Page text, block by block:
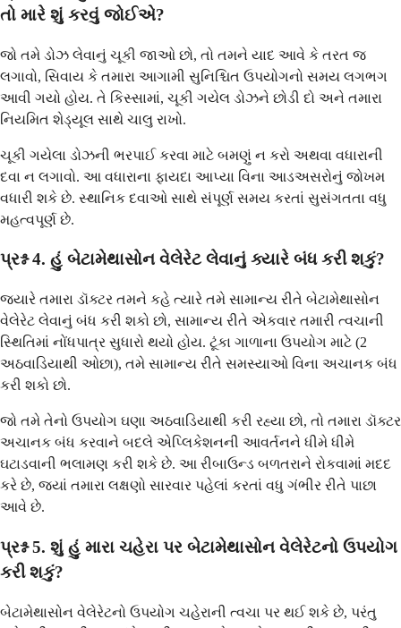
તો મારે શું કરવું જોઈએ?
જો તમે ડોઝ લેવાનું ચૂકી જાઓ છો, તો તમને યાદ આવે કે તરત જ
લગાવો, સિવાય કે તમારા આગામી સુનિશ્ચિત ઉપયોગનો સમય લગભગ
આવી ગયો હોય. તે કિસ્સામાં, ચૂકી ગયેલ ડોઝને છોડી દો અને તમારા
નિયમિત શેડ્યૂલ સાથે ચાલુ રાખો.
ચૂકી ગયેલા ડોઝની ભરપાઈ કરવા માટે બમણું ન કરો અથવા વધારાની
દવા ન લગાવો. આ વધારાના ફાયદા આપ્યા વિના આડઅસરોનું જોખમ
વધારી શકે છે. સ્થાનિક દવાઓ સાથે સંપૂર્ણ સમય કરતાં સુસંગતતા વધુ
મહત્વપૂર્ણ છે.
પ્રશ્ન 4. હું બેટામેથાસોન વેલેરેટ લેવાનું ક્યારે બંધ કરી શકું?
જ્યારે તમારા ડૉક્ટર તમને કહે ત્યારે તમે સામાન્ય રીતે બેટામેથાસોન
વેલેરેટ લેવાનું બંધ કરી શકો છો, સામાન્ય રીતે એકવાર તમારી ત્વચાની
સ્થિતિમાં નોંધપાત્ર સુધારો થયો હોય. ટૂંકા ગાળાના ઉપયોગ માટે (2
અઠવાડિયાથી ઓછા), તમે સામાન્ય રીતે સમસ્યાઓ વિના અચાનક બંધ
કરી શકો છો.
જો તમે તેનો ઉપયોગ ઘણા અઠવાડિયાથી કરી રહ્યા છો, તો તમારા ડૉક્ટર
અચાનક બંધ કરવાને બદલે એપ્લિકેશનની આવર્તનને ધીમે ધીમે
ઘટાડવાની ભલામણ કરી શકે છે. આ રીબાઉન્ડ બળતરાને રોકવામાં મદદ
કરે છે, જ્યાં તમારા લક્ષણો સારવાર પહેલાં કરતાં વધુ ગંભીર રીતે પાછા
આવે છે.
પ્રશ્ન 5. શું હું મારા ચહેરા પર બેટામેથાસોન વેલેરેટનો ઉપયોગ
કરી શકું?
બેટામેથાસોન વેલેરેટનો ઉપયોગ ચહેરાની ત્વચા પર થઈ શકે છે, પરંતુ